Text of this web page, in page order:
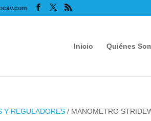
Inicio Quiénes
Y REGULADORES / MANOMETRO